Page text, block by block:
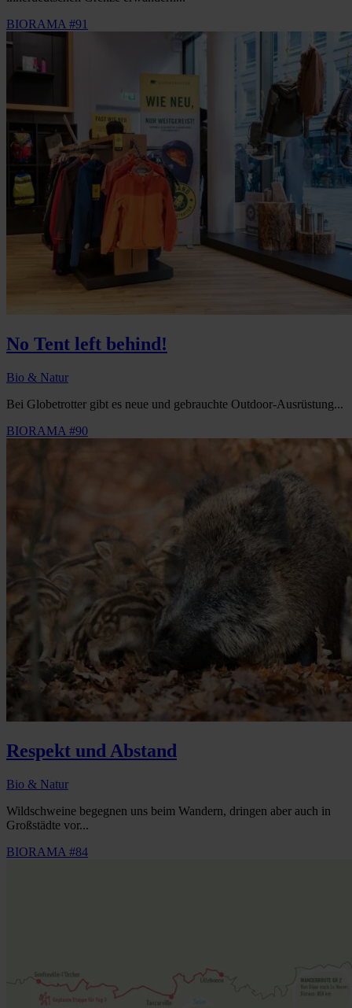
BIORAMA #91
No Tent left behind!
Bio & Natur
Bei Globetrotter gibt es neue und gebrauchte Outdoor-Ausrüstung...
BIORAMA #90
Respekt und Abstand
Bio & Natur
Wildschweine begegnen uns beim Wandern, dringen aber auch in
Großstädte vor...
BIORAMA #84